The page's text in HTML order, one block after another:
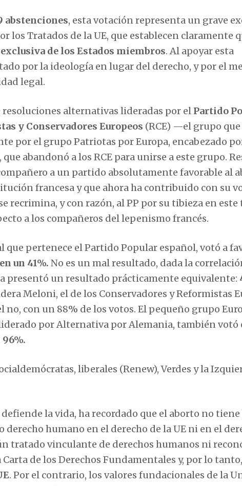
abstenciones, esta votación representa un grave
los Tratados de la UE, que establecen claramente
de los Estados miembros. Al apoyar esta
por la ideología en lugar del derecho, y por el
legal.
resoluciones alternativas lideradas por el Partido
y Conservadores Europeos (RCE) —el grupo que
por el grupo Patriotas por Europa, encabezado
, que abandonó a los RCE para unirse a este grupo.
a un partido absolutamente favorable al
francesa y que ahora ha contribuido con su
recrimina, y con razón, al PP por su tibieza en este
a los compañeros del lepenismo francés.
que pertenece el Partido Popular español, votó a
un 41%. No es un mal resultado, dada la
presentó un resultado prácticamente equivalente:
Meloni, el de los Conservadores y Reformistas
con un 88% de los votos. El pequeño grupo
por Alternativa por Alemania, también votó
96%.
liberales (Renew), Verdes y la
la vida, ha recordado que el aborto no tiene
humano en el derecho de la UE ni en el
tratado vinculante de derechos humanos ni
de los Derechos Fundamentales y, por lo tanto,
. Por el contrario, los valores fundacionales de la